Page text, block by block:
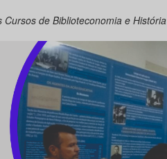
de Biblioteconomia e História